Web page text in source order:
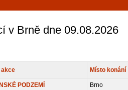
v Brně dne 09.08.2026
akce Místo konání
PODZEMÍ Brno
Průvodce
automaty
Brno je